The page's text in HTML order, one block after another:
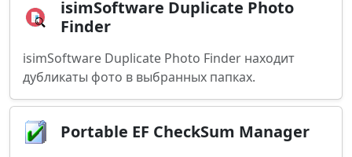
isimSoftware Duplicate Photo
Finder
isimSoftware Duplicate Photo Finder находит
дубликаты фото в выбранных папках.
Portable EF CheckSum Manager